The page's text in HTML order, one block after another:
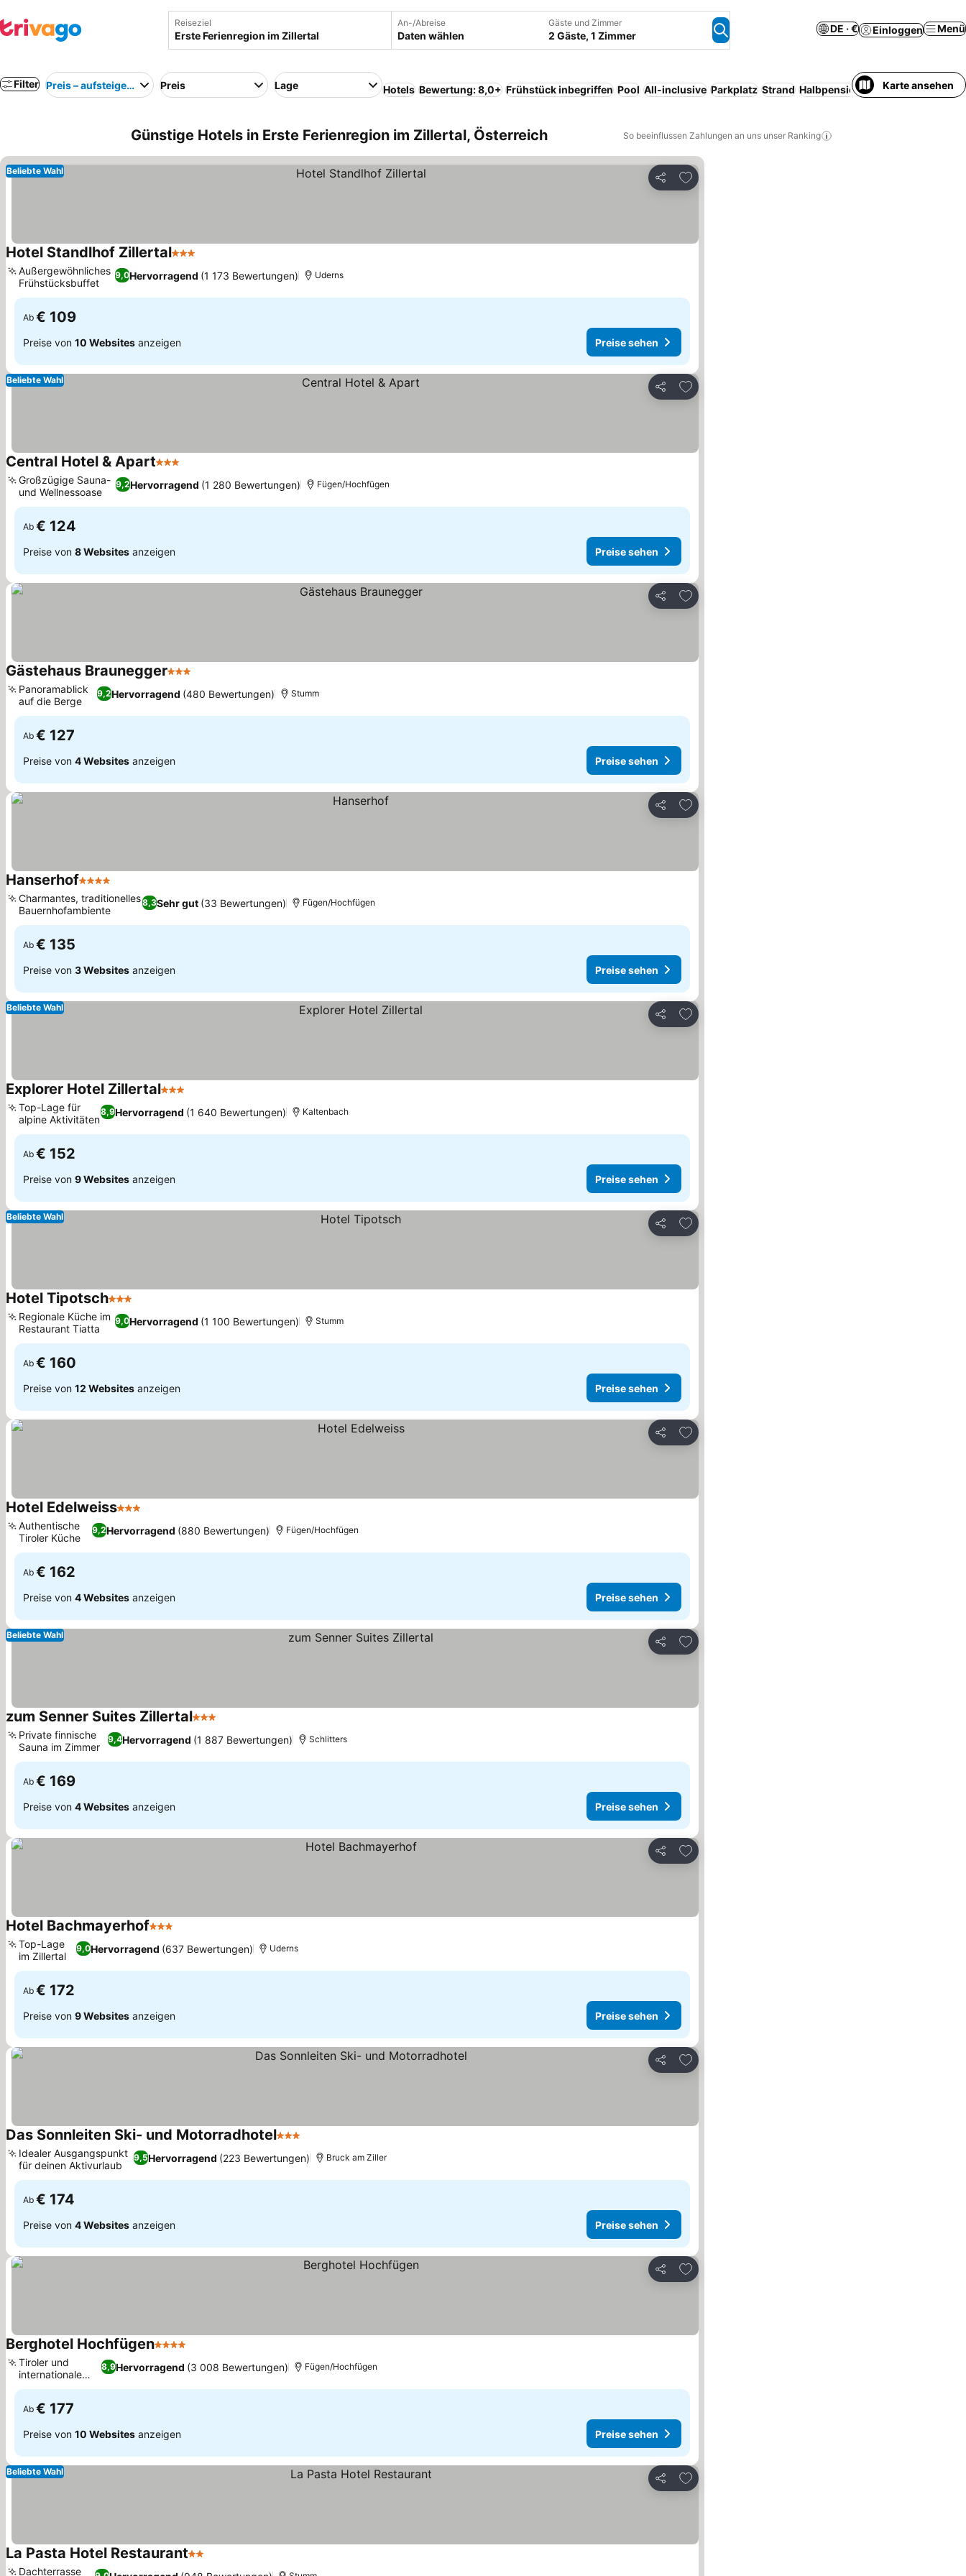
Reiseziel An-/Abreise
Daten wählen
Gäste und Zimmer
2 Gäste, 1 Zimmer
DE · € Einloggen Menü
Filter Preis – aufsteigend Preis Lage Hotels Bewertung: 8,0+ Frühstück inbegriffen Pool All-inclusive Parkplatz Strand Halbpension Serviced apartment
Karte ansehen
Günstige Hotels in Erste Ferienregion im Zillertal, Österreich So beeinflussen Zahlungen an uns unser Ranking
Teilen
Zu Favoriten hinzufügen
Beliebte Wahl
Hotel Standlhof Zillertal3 Sterne
9,0Hervorragend (1 173 Bewertungen)
Außergewöhnliches
Frühstücksbuffet
Uderns
Ab € 109
Preise von 10 Websites anzeigen Preise sehen
Teilen
Zu Favoriten hinzufügen
Beliebte Wahl
Central Hotel & Apart3 Sterne
9,2Hervorragend (1 280 Bewertungen)
Großzügige Sauna-
und Wellnessoase
Fügen/Hochfügen
Ab € 124
Preise von 8 Websites anzeigen Preise sehen
Teilen
Zu Favoriten hinzufügen
Gästehaus Braunegger3 Sterne
9,2Hervorragend (480 Bewertungen)
Panoramablick
auf die Berge
Stumm
Ab € 127
Preise von 4 Websites anzeigen Preise sehen
Teilen
Zu Favoriten hinzufügen
Hanserhof4 Sterne
8,3Sehr gut (33 Bewertungen)
Charmantes, traditionelles
Bauernhofambiente
Fügen/Hochfügen
Ab € 135
Preise von 3 Websites anzeigen Preise sehen
Teilen
Zu Favoriten hinzufügen
Beliebte Wahl
Explorer Hotel Zillertal3 Sterne
8,9Hervorragend (1 640 Bewertungen)
Top-Lage für
alpine Aktivitäten
Kaltenbach
Ab € 152
Preise von 9 Websites anzeigen Preise sehen
Teilen
Zu Favoriten hinzufügen
Beliebte Wahl
Hotel Tipotsch3 Sterne
9,0Hervorragend (1 100 Bewertungen)
Regionale Küche im
Restaurant Tiatta
Stumm
Ab € 160
Preise von 12 Websites anzeigen Preise sehen
Teilen
Zu Favoriten hinzufügen
Hotel Edelweiss3 Sterne
9,2Hervorragend (880 Bewertungen)
Authentische
Tiroler Küche
Fügen/Hochfügen
Ab € 162
Preise von 4 Websites anzeigen Preise sehen
Teilen
Zu Favoriten hinzufügen
Beliebte Wahl
zum Senner Suites Zillertal3 Sterne
9,4Hervorragend (1 887 Bewertungen)
Private finnische
Sauna im Zimmer
Schlitters
Ab € 169
Preise von 4 Websites anzeigen Preise sehen
Teilen
Zu Favoriten hinzufügen
Hotel Bachmayerhof3 Sterne
9,0Hervorragend (637 Bewertungen)
Top-Lage
im Zillertal
Uderns
Ab € 172
Preise von 9 Websites anzeigen Preise sehen
Teilen
Zu Favoriten hinzufügen
Das Sonnleiten Ski- und Motorradhotel3 Sterne
9,5Hervorragend (223 Bewertungen)
Idealer Ausgangspunkt
für deinen Aktivurlaub
Bruck am Ziller
Ab € 174
Preise von 4 Websites anzeigen Preise sehen
Teilen
Zu Favoriten hinzufügen
Berghotel Hochfügen4 Sterne
8,9Hervorragend (3 008 Bewertungen)
Tiroler und
internationale
Küche
Fügen/Hochfügen
Ab € 177
Preise von 10 Websites anzeigen Preise sehen
Teilen
Zu Favoriten hinzufügen
Beliebte Wahl
La Pasta Hotel Restaurant2 Sterne
Dachterrasse